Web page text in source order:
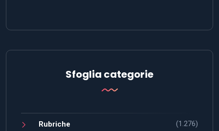
Sfoglia categorie
Rubriche (1.276)